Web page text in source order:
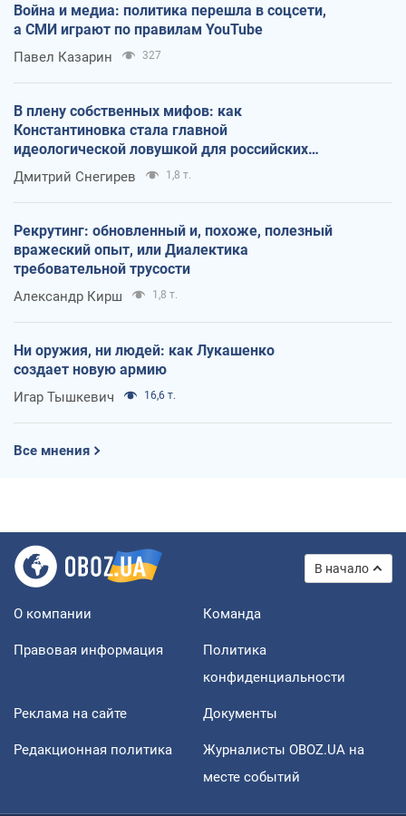
Война и медиа: политика перешла в соцсети,
а СМИ играют по правилам YouTube
Павел Казарин 327
В плену собственных мифов: как
Константиновка стала главной
идеологической ловушкой для российских
оккупантов
Дмитрий Снегирев 1,8 т.
Рекрутинг: обновленный и, похоже, полезный
вражеский опыт, или Диалектика
требовательной трусости
Александр Кирш 1,8 т.
Ни оружия, ни людей: как Лукашенко
создает новую армию
Игар Тышкевич 16,6 т.
Все мнения
В начало
О компании Команда
Правовая информация
Политика
конфиденциальности
Реклама на сайте Документы
Редакционная политика
Журналисты OBOZ.UA на
месте событий